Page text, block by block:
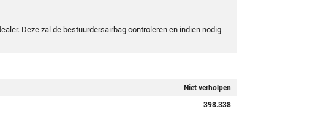
Deze zal de bestuurdersairbag controleren en indien nodig
Niet verholpen
398.338